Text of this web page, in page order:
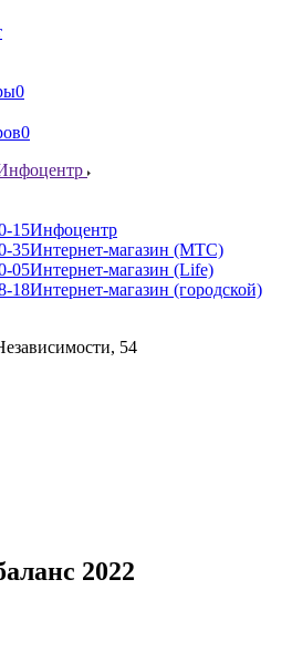
0
0
15Инфоцентр
35Интернет-магазин (МТС)
05Интернет-магазин (Life)
18Интернет-магазин (городской)
54
2022